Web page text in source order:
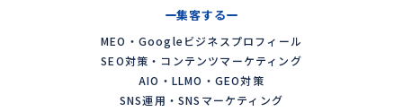
集客する
MEO・Googleビジネスプロフィール
SEO対策・コンテンツマーケティング
AIO・LLMO・GEO対策
SNS運用・SNSマーケティング